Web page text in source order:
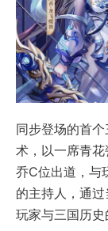
同步登场的首
术，以一席青
乔C位出道，与
的主持人，通
玩家与三国历史